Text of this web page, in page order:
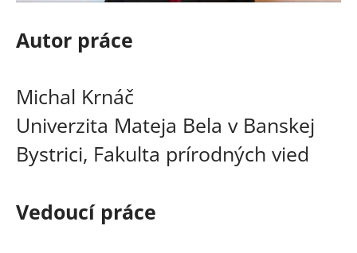
Autor práce
Michal Krnáč
Univerzita Mateja Bela v Banskej
Bystrici, Fakulta prírodných vied
Vedoucí práce